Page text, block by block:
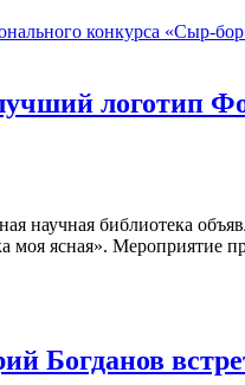
конкурса «Сыр-
логотип
научная библиотека
моя ясная». Мероприятие
Богданов